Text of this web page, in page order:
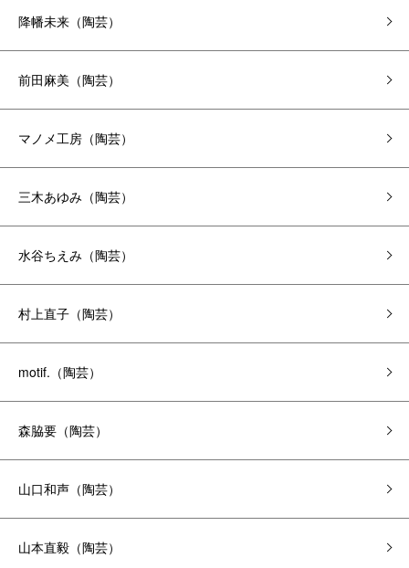
降幡未来（陶芸）
前田麻美（陶芸）
マノメ工房（陶芸）
三木あゆみ（陶芸）
水谷ちえみ（陶芸）
村上直子（陶芸）
motif.（陶芸）
森脇要（陶芸）
山口和声（陶芸）
山本直毅（陶芸）